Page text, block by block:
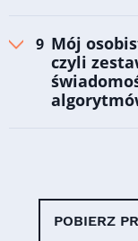
Mój
czyli
POBIERZ